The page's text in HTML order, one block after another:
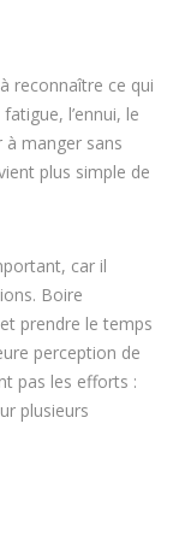
reconnaître ce qui
l’ennui, le
à manger sans
plus simple de
car il
Boire
prendre le temps
perception de
pas les efforts :
plusieurs